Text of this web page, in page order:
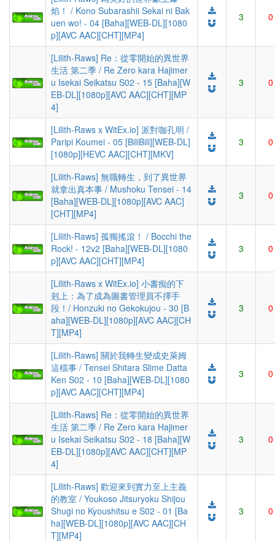
焰！ / Kono Subarashii Sekai ni Bak
uen wo! - 04 [Baha][WEB-DL][1080
p][AVC AAC][CHT][MP4]
3 0
[Lilith-Raws] Re：從零開始的異世界
生活 第二季 / Re Zero kara Hajimer
u Isekai Seikatsu S02 - 15 [Baha][W
EB-DL][1080p][AVC AAC][CHT][MP
4]
3 0
[Lilith-Raws x WitEx.io] 派對咖孔明 /
Paripi Koumei - 05 [BiliBili][WEB-DL]
[1080p][HEVC AAC][CHT][MKV]
3 0
[Lilith-Raws] 無職轉生，到了異世界
就拿出真本事 / Mushoku Tensei - 14
[Baha][WEB-DL][1080p][AVC AAC]
[CHT][MP4]
3 0
[Lilith-Raws] 孤獨搖滾！ / Bocchi the
Rock! - 12v2 [Baha][WEB-DL][1080
p][AVC AAC][CHT][MP4]
3 0
[Lilith-Raws x WitEx.io] 小書痴的下
剋上：為了成為圖書管理員不擇手
段！/ Honzuki no Gekokujou - 30 [B
aha][WEB-DL][1080p][AVC AAC][CH
T][MP4]
3 0
[Lilith-Raws] 關於我轉生變成史萊姆
這檔事 / Tensei Shitara Slime Datta
Ken S02 - 10 [Baha][WEB-DL][1080
p][AVC AAC][CHT][MP4]
3 0
[Lilith-Raws] Re：從零開始的異世界
生活 第二季 / Re Zero kara Hajimer
u Isekai Seikatsu S02 - 18 [Baha][W
EB-DL][1080p][AVC AAC][CHT][MP
4]
3 0
[Lilith-Raws] 歡迎來到實力至上主義
的教室 / Youkoso Jitsuryoku Shijou
Shugi no Kyoushitsu e S02 - 01 [Ba
ha][WEB-DL][1080p][AVC AAC][CH
T][MP4]
3 0